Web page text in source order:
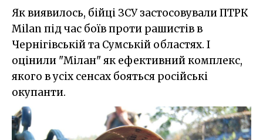
Як виявилось, бійці ЗСУ застосовували ПТРК
Milan під час боїв проти рашистів в
Чернігівській та Сумській областях. І
оцінили "Мілан" як ефективний комплекс,
якого в усіх сенсах бояться російські
окупанти.